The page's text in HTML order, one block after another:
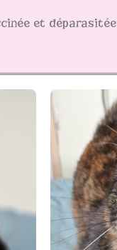
et déparasitée